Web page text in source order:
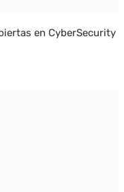
en CyberSecurity